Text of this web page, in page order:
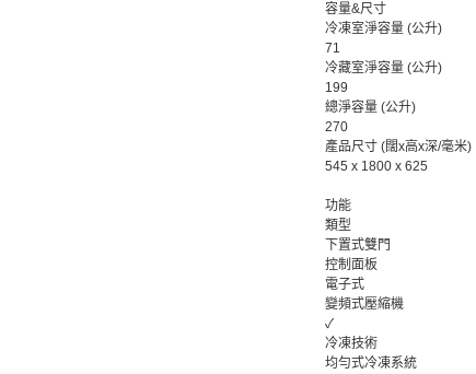
容量&尺寸
冷凍室淨容量 (公升)
71
冷藏室淨容量 (公升)
199
總淨容量 (公升)
270
產品尺寸 (闊x高x深/毫米)
545 x 1800 x 625
功能
類型
下置式雙門
控制面板
電子式
變頻式壓縮機
✓
冷凍技術
均勻式冷凍系統